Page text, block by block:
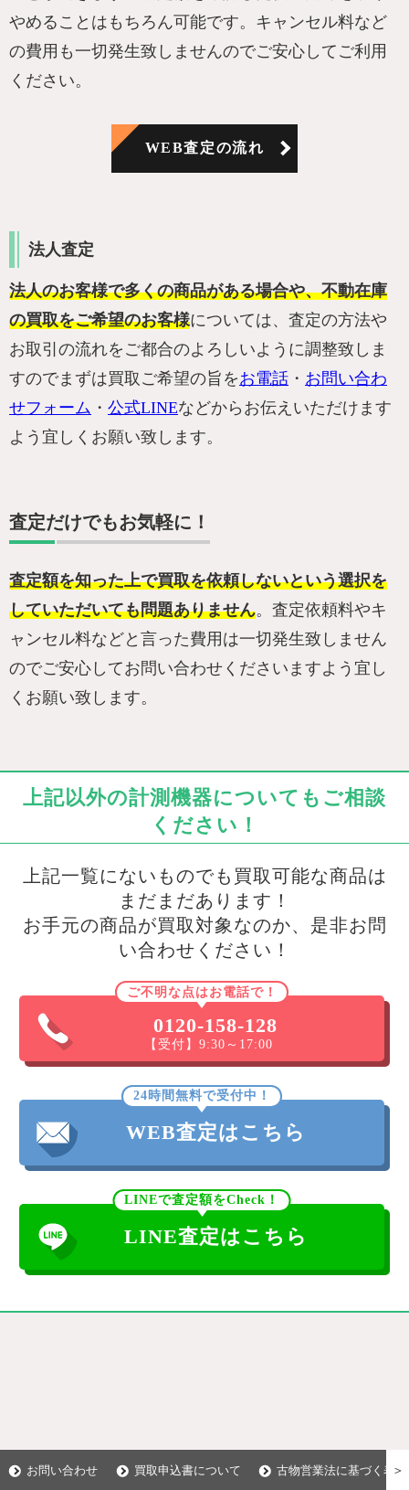
やめることはもちろん可能です。キャンセル料など
の費用も一切発生致しませんのでご安心してご利用
ください。
WEB査定の流れ
法人査定
法人のお客様で多くの商品がある場合や、不動在庫
の買取をご希望のお客様については、査定の方法や
お取引の流れをご都合のよろしいように調整致しま
すのでまずは買取ご希望の旨をお電話 ・ お問い合わ
せフォーム ・ 公式LINEなどからお伝えいただけます
よう宜しくお願い致します。
査定だけでもお気軽に！
査定額を知った上で買取を依頼しないという選択を
していただいても問題ありません。査定依頼料やキ
ャンセル料などと言った費用は一切発生致しません
のでご安心してお問い合わせくださいますよう宜し
くお願い致します。
上記以外の計測機器についてもご相談
ください！
上記一覧にないものでも買取可能な商品は
まだまだあります！
お手元の商品が買取対象なのか、是非お問
い合わせください！
ご不明な点はお電話で！
0120-158-128
【受付】9:30～17:00
24時間無料で受付中！
WEB査定はこちら
LINEで査定額をCheck！
LINE査定はこちら
お問い合わせ 買取申込書について 古物営業法に基づく表示
＞